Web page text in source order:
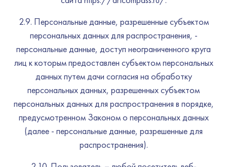
2.9. Персональные данные, разрешенные субъектом
персональных данных для распространения, -
персональные данные, доступ неограниченного круга
лиц к которым предоставлен субъектом персональных
данных путем дачи согласия на обработку
персональных данных, разрешенных субъектом
персональных данных для распространения в порядке,
предусмотренном Законом о персональных данных
(далее - персональные данные, разрешенные для
распространения).